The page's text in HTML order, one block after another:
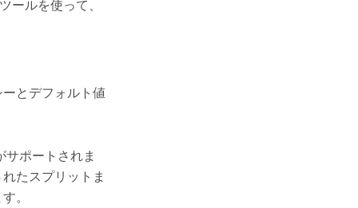
ツールを使って、
とデフォルト値
ポートされま
たスプリットま
。